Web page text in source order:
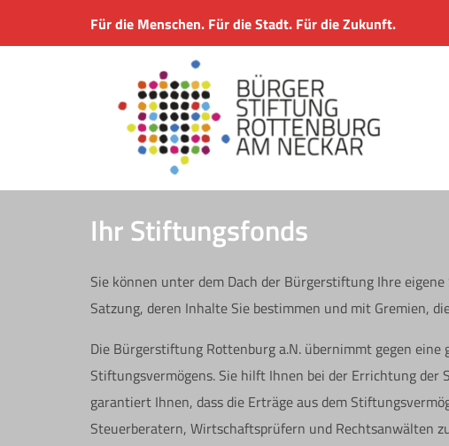
Für die Menschen. Für die Stadt. Für die Zukunft.
Ihr Stiftungsfonds
Sie können unter dem Dach der Bürgerstiftung Ihre
Satzung, deren Inhalte Sie bestimmen und mit Gremien,
Die Bürgerstiftung Rottenburg a.N. übernimmt gegen
Stiftungsvermögens. Sie hilft Ihnen bei der Errichtung
garantiert Ihnen, dass die Erträge aus dem
Steuerberatern, Wirtschaftsprüfern und Rechtsanwälten